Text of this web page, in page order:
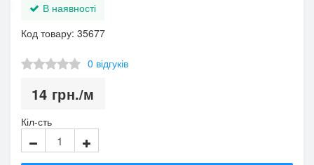
В наявності
Код товару: 35677
0 відгуків
14 грн./м
Кіл-сть